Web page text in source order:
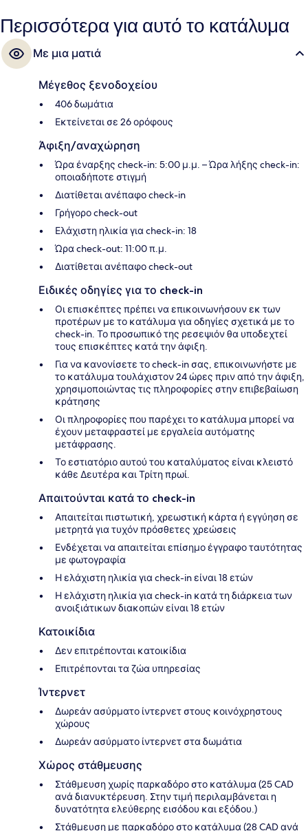
Περισσότερα για αυτό το κατάλυμα
Με μια ματιά
Μέγεθος ξενοδοχείου
406 δωμάτια
Εκτείνεται σε 26 ορόφους
Άφιξη/αναχώρηση
Ώρα έναρξης check-in: 5:00 μ.μ. – Ώρα λήξης check-in:
οποιαδήποτε στιγμή
Διατίθεται ανέπαφο check-in
Γρήγορο check-out
Ελάχιστη ηλικία για check-in: 18
Ώρα check-out: 11:00 π.μ.
Διατίθεται ανέπαφο check-out
Ειδικές οδηγίες για το check-in
Οι επισκέπτες πρέπει να επικοινωνήσουν εκ των
προτέρων με το κατάλυμα για οδηγίες σχετικά με το
check-in. Το προσωπικό της ρεσεψιόν θα υποδεχτεί
τους επισκέπτες κατά την άφιξη.
Για να κανονίσετε το check-in σας, επικοινωνήστε με
το κατάλυμα τουλάχιστον 24 ώρες πριν από την άφιξη,
χρησιμοποιώντας τις πληροφορίες στην επιβεβαίωση
κράτησης
Οι πληροφορίες που παρέχει το κατάλυμα μπορεί να
έχουν μεταφραστεί με εργαλεία αυτόματης
μετάφρασης.
Το εστιατόριο αυτού του καταλύματος είναι κλειστό
κάθε Δευτέρα και Τρίτη πρωί.
Απαιτούνται κατά το check-in
Απαιτείται πιστωτική, χρεωστική κάρτα ή εγγύηση σε
μετρητά για τυχόν πρόσθετες χρεώσεις
Ενδέχεται να απαιτείται επίσημο έγγραφο ταυτότητας
με φωτογραφία
Η ελάχιστη ηλικία για check-in είναι 18 ετών
Η ελάχιστη ηλικία για check-in κατά τη διάρκεια των
ανοιξιάτικων διακοπών είναι 18 ετών
Κατοικίδια
Δεν επιτρέπονται κατοικίδια
Επιτρέπονται τα ζώα υπηρεσίας
Ίντερνετ
Δωρεάν ασύρματο ίντερνετ στους κοινόχρηστους
χώρους
Δωρεάν ασύρματο ίντερνετ στα δωμάτια
Χώρος στάθμευσης
Στάθμευση χωρίς παρκαδόρο στο κατάλυμα (25 CAD
ανά διανυκτέρευση. Στην τιμή περιλαμβάνεται η
δυνατότητα ελεύθερης εισόδου και εξόδου.)
Στάθμευση με παρκαδόρο στο κατάλυμα (28 CAD ανά